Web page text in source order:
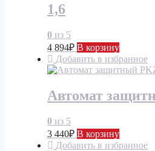
1,6
0 из 5
4 894₽ В корзину
Добавить в избранное
Автомат
0 из 5
3 440₽ В корзину
Добавить в избранное